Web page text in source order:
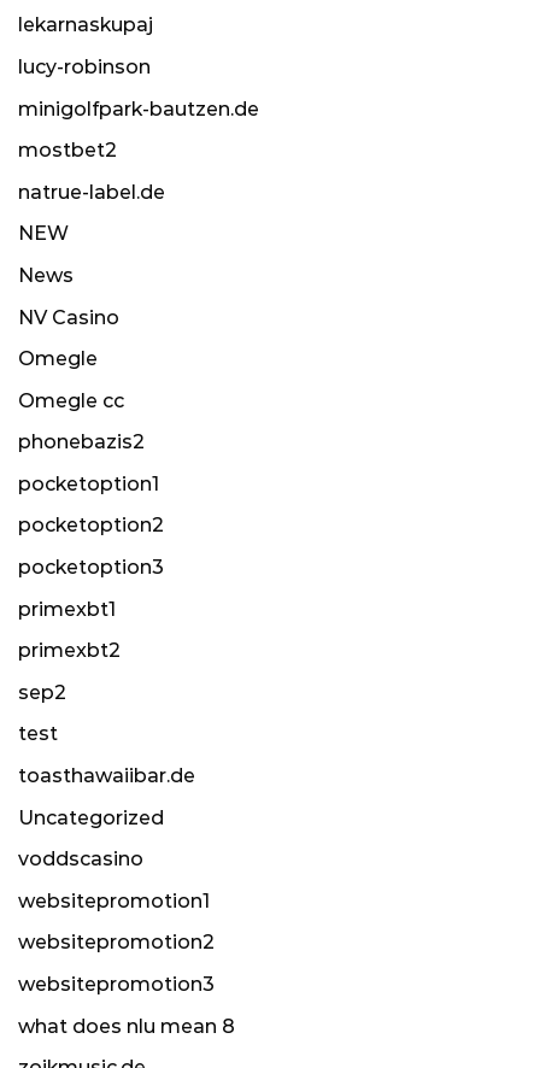
lekarnaskupaj
lucy-robinson
minigolfpark-bautzen.de
mostbet2
natrue-label.de
NEW
News
NV Casino
Omegle
Omegle cc
phonebazis2
pocketoption1
pocketoption2
pocketoption3
primexbt1
primexbt2
sep2
test
toasthawaiibar.de
Uncategorized
voddscasino
websitepromotion1
websitepromotion2
websitepromotion3
what does nlu mean 8